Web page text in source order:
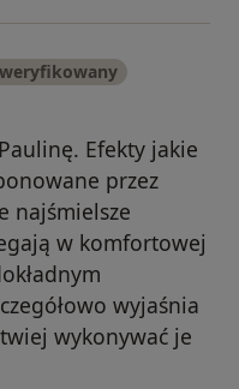
Efekty jakie
przez
najśmielsze
w komfortowej
wyjaśnia
wykonywać je